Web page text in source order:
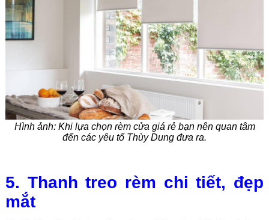
Hình ảnh: Khi lựa chọn rèm cửa giá rẻ bạn nên quan tâm
đến các yêu tố Thùy Dung đưa ra.
5. Thanh treo rèm chi tiết, đẹp
mắt